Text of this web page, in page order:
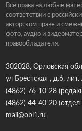
Все права на любые
соответствии с
авторском праве и
фото, аудио и
правообладателя.
302028, Орловская
ул Брестская , д.6,
(4862) 76-10-28
(4862) 44-40-20(отдел
mail@obl1.ru